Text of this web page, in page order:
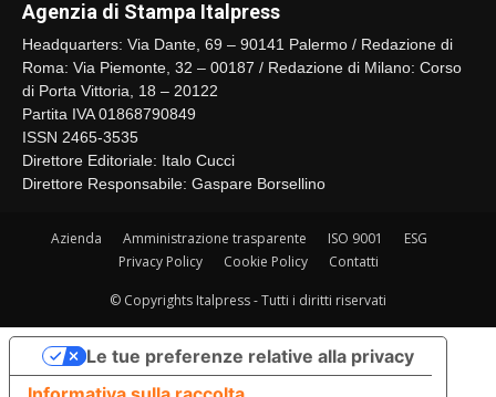
Agenzia di Stampa Italpress
Headquarters: Via Dante, 69 – 90141 Palermo / Redazione di
Roma: Via Piemonte, 32 – 00187 / Redazione di Milano: Corso
di Porta Vittoria, 18 – 20122
Partita IVA 01868790849
ISSN 2465-3535
Direttore Editoriale: Italo Cucci
Direttore Responsabile: Gaspare Borsellino
Azienda Amministrazione trasparente ISO 9001
ESG
Privacy Policy
Cookie Policy Contatti
© Copyrights Italpress - Tutti i diritti riservati
Le tue preferenze relative alla privacy